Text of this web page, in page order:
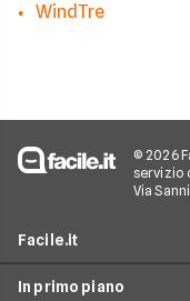
WindTre
© 2026
servizio
Via
Facile.it
In primo piano